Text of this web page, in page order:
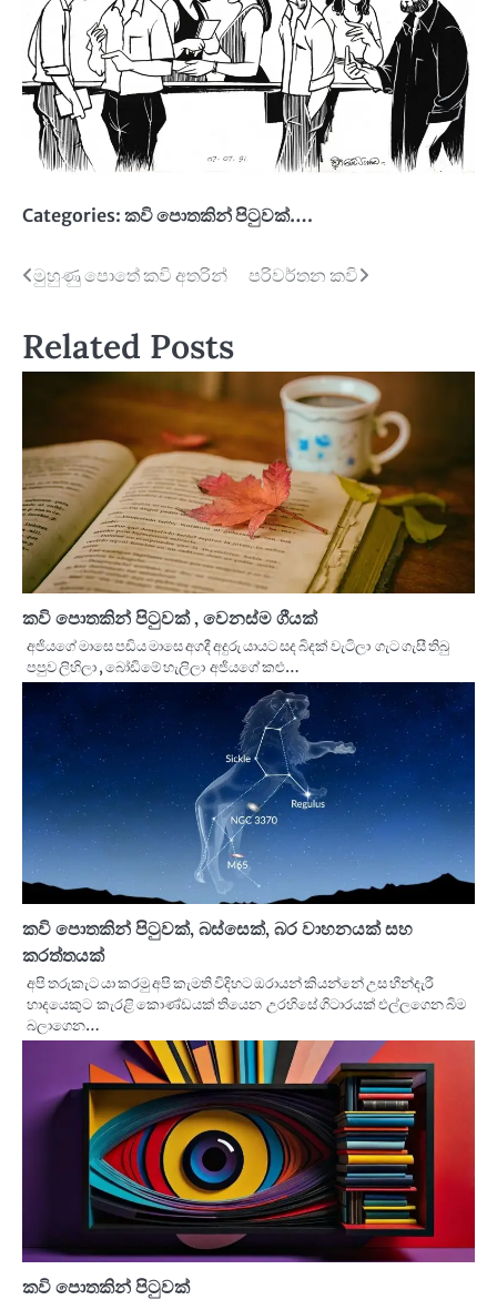
Categories: කවි පොතකින් පිටුවක්….
Post
මුහුණු පොතේ කවි අතරින් පරිවර්තන කවි
Related Posts
කවි පොතකින් පිටුවක් , වෙනස්ම ගීයක්
අජියගේ මාසෙ පඩිය මාසෙ අගදී අදුරු යායට සද බිදක් වැටිලා ගැට ගැසී තිබු
පපුව ලිහිලා , බෝඩිමේ හැලිලා අජියගේ කළු…
කවි පොතකින් පිටුවක්, බස්සෙක්, බර වාහනයක් සහ
කරත්තයක්
අපි තරුකැට යා කරමු අපි කැමති විදිහට ඔරායන් කියන්නේ උස හීන්දැරී
හාදයෙකුට කැරළි කොණ්ඩයක් තියෙන උරහිසේ ගිටාරයක් එල්ලගෙන බිම
බලාගෙන…
කවි පොතකින් පිටුවක්